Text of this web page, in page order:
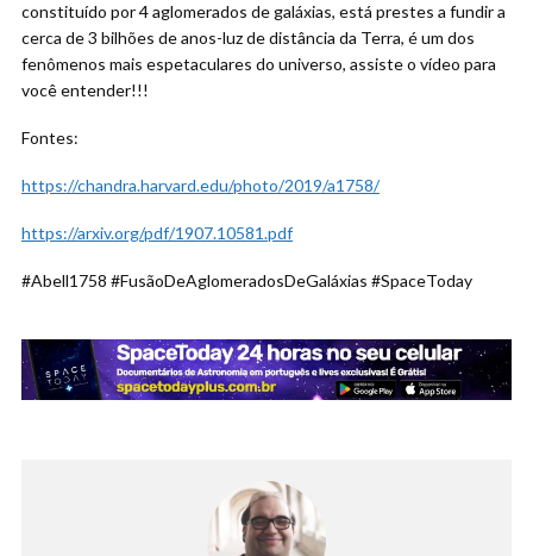
constituído por 4 aglomerados de galáxias, está prestes a fundir a
cerca de 3 bilhões de anos-luz de distância da Terra, é um dos
fenômenos mais espetaculares do universo, assiste o vídeo para
você entender!!!
Fontes:
https://chandra.harvard.edu/photo/2019/a1758/
https://arxiv.org/pdf/1907.10581.pdf
#Abell1758 #FusãoDeAglomeradosDeGaláxias #SpaceToday